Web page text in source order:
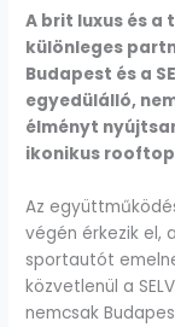
A brit luxus és
különleges
Budapest és a
egyedülálló,
élményt
ikonikus
Az
végén érkezik el,
sportautót
közvetlenül a
nemcsak